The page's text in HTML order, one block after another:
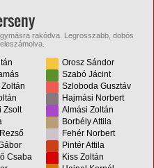
rakódva. Legrosszabb, dobós
Orosz Sándor
Szabó Jácint
Szloboda Gusztáv
Hajmási Norbert
Zsolt
Almási Zoltán
Borbély Attila
Fehér Norbert
Pintér Attila
Csaba
Kiss Zoltán